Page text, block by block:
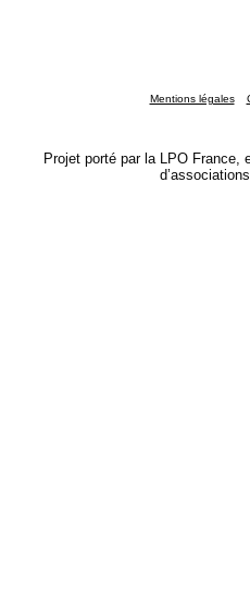
Mentions légales
Projet porté par la LPO France,